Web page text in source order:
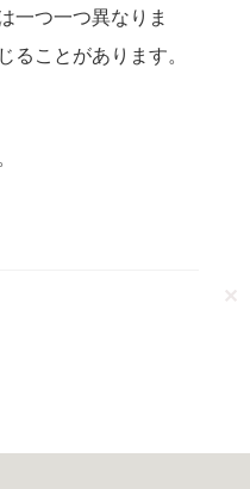
一つ一つ異なりま
ことがあります。